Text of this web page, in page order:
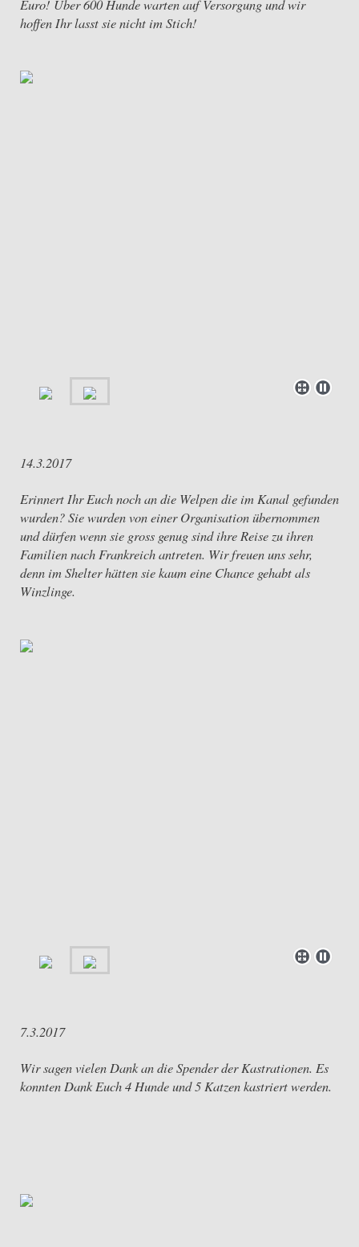
Euro! Über 600 Hunde warten auf Versorgung und wir
hoffen Ihr lasst sie nicht im Stich!
14.3.2017
Erinnert Ihr Euch noch an die Welpen die im Kanal gefunden
wurden? Sie wurden von einer Organisation übernommen
und dürfen wenn sie gross genug sind ihre Reise zu ihren
Familien nach Frankreich antreten. Wir freuen uns sehr,
denn im Shelter hätten sie kaum eine Chance gehabt als
Winzlinge.
7.3.2017
Wir sagen vielen Dank an die Spender der Kastrationen. Es
konnten Dank Euch 4 Hunde und 5 Katzen kastriert werden.